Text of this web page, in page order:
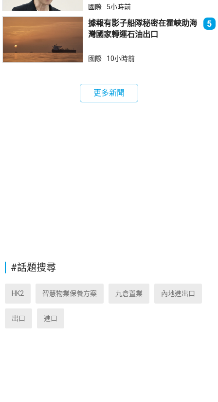
國際 5小時前
據報有影子船隊秘密在霍峽助海
灣國家轉運石油出口
5
國際 10小時前
更多新聞
#話題搜尋
HK2 智慧物業保養方案 九倉置業 內地進出口
出口 進口